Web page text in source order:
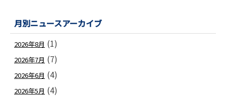
月別ニュースアーカイブ
2026年8月 (1)
2026年7月 (7)
2026年6月 (4)
2026年5月 (4)